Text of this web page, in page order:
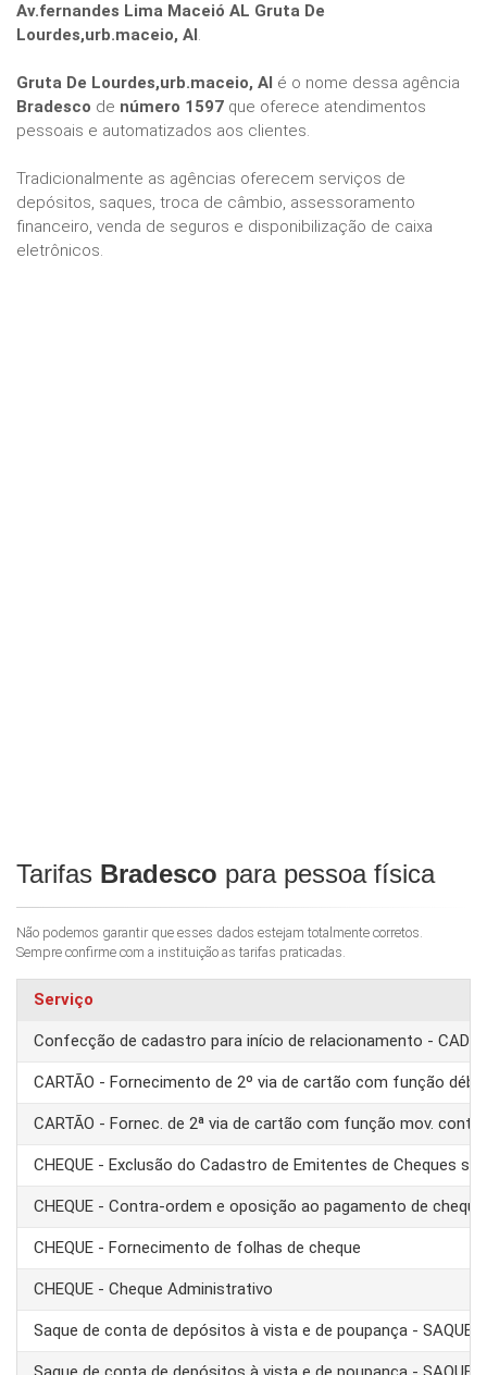
Av.fernandes Lima Maceió AL Gruta De
Lourdes,urb.maceio, Al.
Gruta De Lourdes,urb.maceio, Al é o nome dessa agência
Bradesco de número 1597 que oferece atendimentos
pessoais e automatizados aos clientes.
Tradicionalmente as agências oferecem serviços de
depósitos, saques, troca de câmbio, assessoramento
financeiro, venda de seguros e disponibilização de caixa
eletrônicos.
Tarifas Bradesco para pessoa física
Não podemos garantir que esses dados estejam totalmente corretos.
Sempre confirme com a instituição as tarifas praticadas.
Serviço
Confecção de cadastro para início de relacionamento -
CARTÃO - Fornecimento de 2º via de cartão com função
CARTÃO - Fornec. de 2ª via de cartão com função mov. conta
CHEQUE - Exclusão do Cadastro de Emitentes de Cheques
CHEQUE - Contra-ordem e oposição ao pagamento de cheque
CHEQUE - Fornecimento de folhas de cheque
CHEQUE - Cheque Administrativo
Saque de conta de depósitos à vista e de poupança - SAQUE